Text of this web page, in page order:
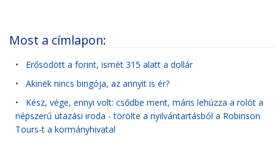
Most a címlapon:
• Erősödött a forint, ismét 315 alatt a dollár
• Akinek nincs bingója, az annyit is ér?
• Kész, vége, ennyi volt: csődbe ment, máris lehúzza a rolót a
népszerű utazási iroda - törölte a nyilvántartásból a Robinson
Tours-t a kormányhivatal